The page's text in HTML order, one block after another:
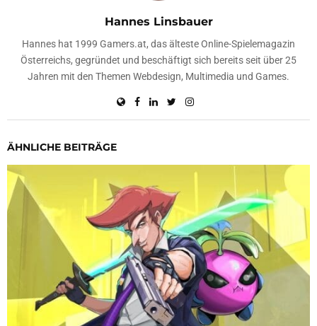
Hannes Linsbauer
Hannes hat 1999 Gamers.at, das älteste Online-Spielemagazin
Österreichs, gegründet und beschäftigt sich bereits seit über 25
Jahren mit den Themen Webdesign, Multimedia und Games.
ÄHNLICHE BEITRÄGE